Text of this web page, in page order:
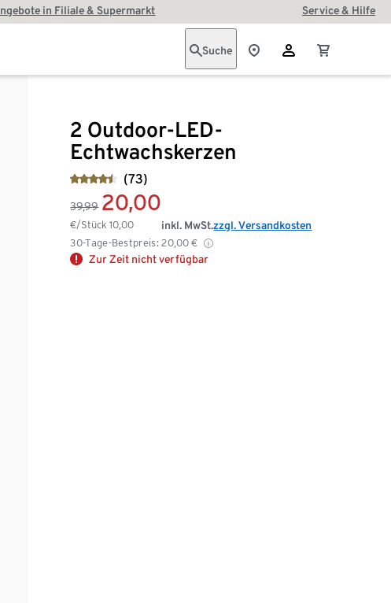
in Filiale & Supermarkt Service & Hilfe
Suche
2 Outdoor-LED-
Echtwachskerzen
(73)
39,99 20,00
€/Stück10,00
30-Tage-Bestpreis: 20,00 €
inkl. MwSt.zzgl. Versandkosten
Zur Zeit nicht verfügbar